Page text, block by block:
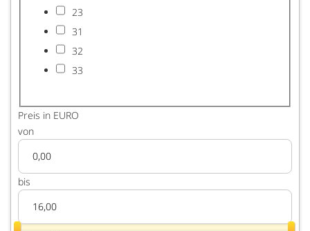
23
31
32
33
Preis in EURO
von
bis